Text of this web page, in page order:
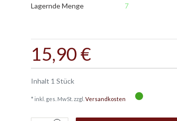
Lagernde Menge
7
15,90 €
Inhalt 1 Stück
* inkl. ges. MwSt. zzgl. Versandkosten